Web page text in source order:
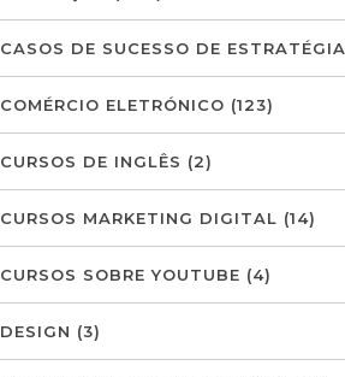
CASOS DE SUCESSO DE
COMÉRCIO ELETRÓNICO (123)
CURSOS DE INGLÊS (2)
CURSOS MARKETING DIGITAL (14)
CURSOS SOBRE YOUTUBE (4)
DESIGN (3)